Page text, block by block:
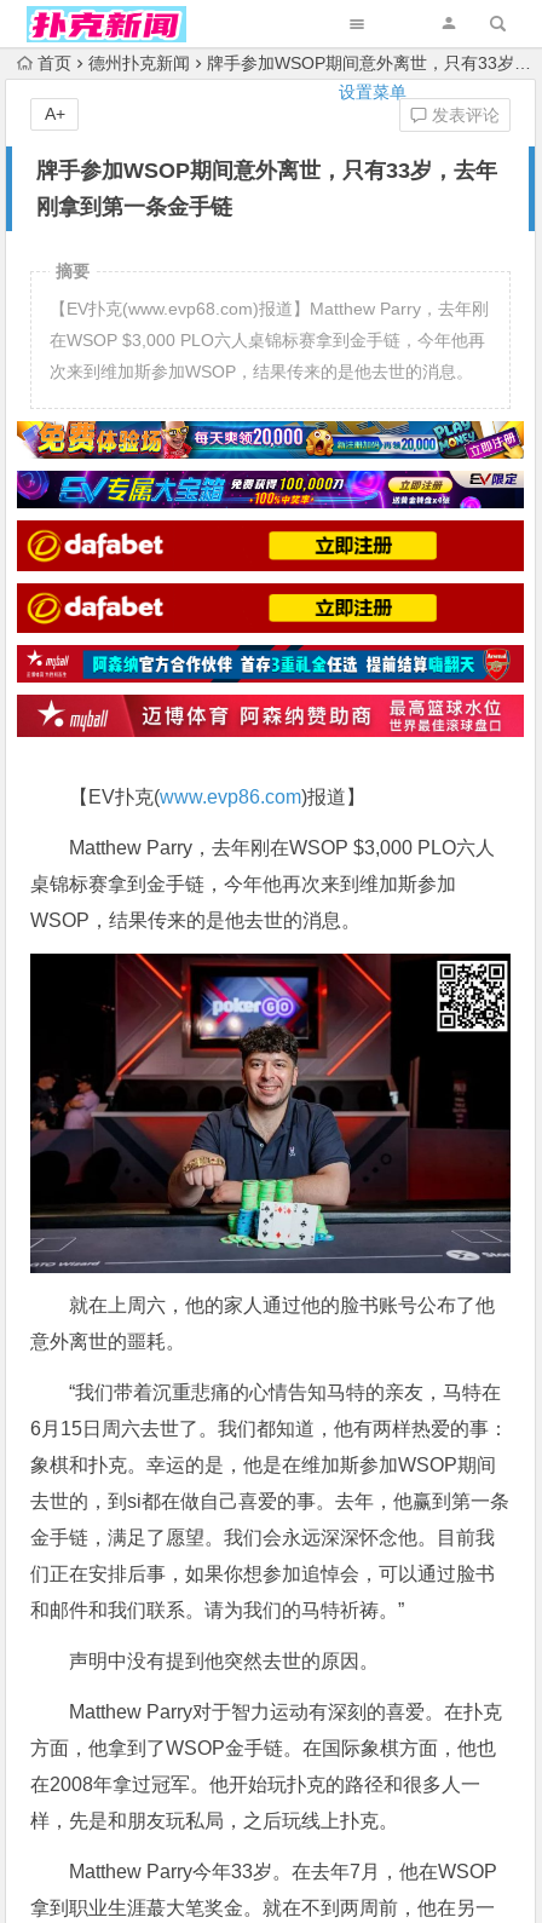
设置菜单
首页 德州扑克新闻 牌手参加WSOP期间意外离世，只有33岁，去年刚拿到第一条金手链
牌手参加WSOP期间意外离世，只有33岁，去年
刚拿到第一条金手链
发表评论
A+
摘要
【EV扑克(www.evp68.com)报道】Matthew Parry，去年刚
在WSOP $3,000 PLO六人桌锦标赛拿到金手链，今年他再
次来到维加斯参加WSOP，结果传来的是他去世的消息。
【EV扑克(www.evp86.com)报道】
Matthew Parry，去年刚在WSOP $3,000 PLO六人
桌锦标赛拿到金手链，今年他再次来到维加斯参加
WSOP，结果传来的是他去世的消息。
就在上周六，他的家人通过他的脸书账号公布了他
意外离世的噩耗。
“我们带着沉重悲痛的心情告知马特的亲友，马特在
6月15日周六去世了。我们都知道，他有两样热爱的事：
象棋和扑克。幸运的是，他是在维加斯参加WSOP期间
去世的，到si都在做自己喜爱的事。去年，他赢到第一条
金手链，满足了愿望。我们会永远深深怀念他。目前我
们正在安排后事，如果你想参加追悼会，可以通过脸书
和邮件和我们联系。请为我们的马特祈祷。”
声明中没有提到他突然去世的原因。
Matthew Parry对于智力运动有深刻的喜爱。在扑克
方面，他拿到了WSOP金手链。在国际象棋方面，他也
在2008年拿过冠军。他开始玩扑克的路径和很多人一
样，先是和朋友玩私局，之后玩线上扑克。
Matthew Parry今年33岁。在去年7月，他在WSOP
拿到职业生涯蕞大笔奖金。就在不到两周前，他在另一